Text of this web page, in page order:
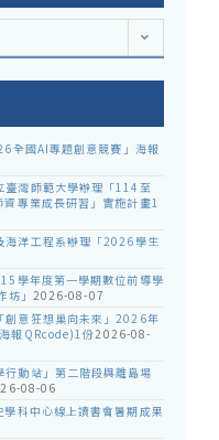
全國AI專題創意競賽」海報
臺灣師範大學辦理「114至
專業成長研習」實施計畫1
海洋工程系辦理「2026學生
學年度第一學期數位前導學
」 2026-08-07
創意狂想巢向未來」2026年
報QRcode)1份2026-08-
動站」第二階段與離島場
08-06
科中心線上讀書會暑期成果